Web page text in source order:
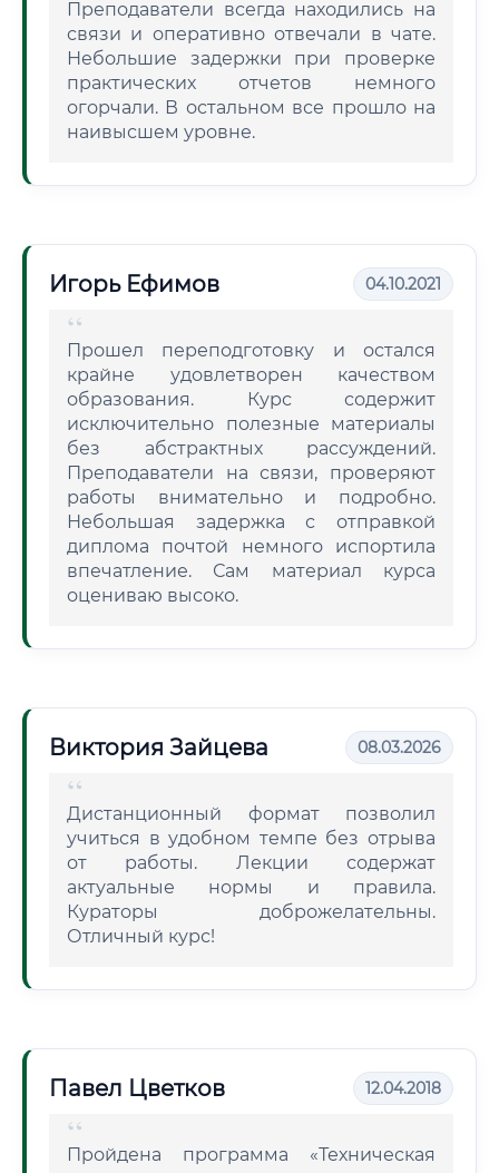
Преподаватели всегда находились на
связи и оперативно отвечали в чате.
Небольшие задержки при проверке
практических отчетов немного
огорчали. В остальном все прошло на
наивысшем уровне.
Игорь Ефимов 04.10.2021
Прошел переподготовку и остался
крайне удовлетворен качеством
образования. Курс содержит
исключительно полезные материалы
без абстрактных рассуждений.
Преподаватели на связи, проверяют
работы внимательно и подробно.
Небольшая задержка с отправкой
диплома почтой немного испортила
впечатление. Сам материал курса
оцениваю высоко.
Виктория Зайцева 08.03.2026
Дистанционный формат позволил
учиться в удобном темпе без отрыва
от работы. Лекции содержат
актуальные нормы и правила.
Кураторы доброжелательны.
Отличный курс!
Павел Цветков 12.04.2018
Пройдена программа «Техническая